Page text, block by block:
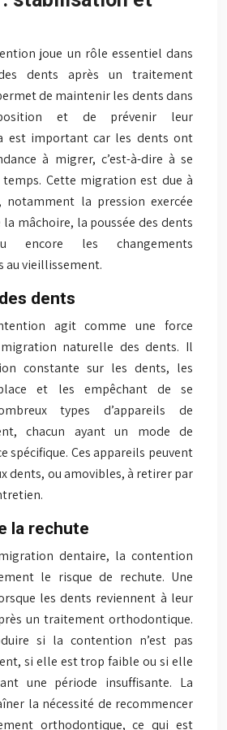
joue un rôle essentiel dans
dents après un traitement
de maintenir les dents dans
et de prévenir leur
est important car les dents ont
à migrer, c’est-à-dire à se
Cette migration est due à
notamment la pression exercée
mâchoire, la poussée des dents
encore les changements
au vieillissement.
dents
agit comme une force
naturelle des dents. Il
constante sur les dents, les
et les empêchant de se
types d’appareils de
chacun ayant un mode de
spécifique. Ces appareils peuvent
dents, ou amovibles, à retirer par
la rechute
dentaire, la contention
le risque de rechute. Une
les dents reviennent à leur
un traitement orthodontique.
si la contention n’est pas
si elle est trop faible ou si elle
une période insuffisante. La
la nécessité de recommencer
orthodontique, ce qui est